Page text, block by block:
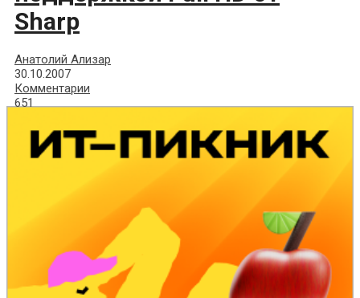
Sharp
Анатолий Ализар
30.10.2007
Комментарии
651